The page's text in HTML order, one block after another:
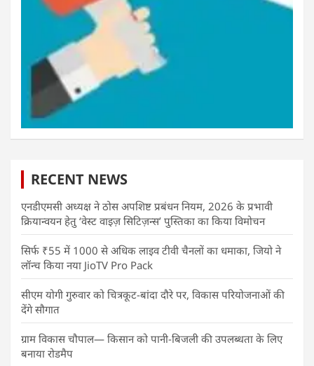
RECENT NEWS
एनडीएमसी अध्यक्ष ने ठोस अपशिष्ट प्रबंधन नियम, 2026 के प्रभावी
क्रियान्वयन हेतु ‘वेस्ट वाइज़ सिटिज़न्स’ पुस्तिका का किया विमोचन
सिर्फ ₹55 में 1000 से अधिक लाइव टीवी चैनलों का धमाका, जियो ने
लॉन्च किया नया JioTV Pro Pack
सीएम योगी गुरुवार को चित्रकूट-बांदा दौरे पर, विकास परियोजनाओं की
देंगे सौगात
ग्राम विकास चौपाल— किसान को पानी-बिजली की उपलब्धता के लिए
बनाया रोडमैप